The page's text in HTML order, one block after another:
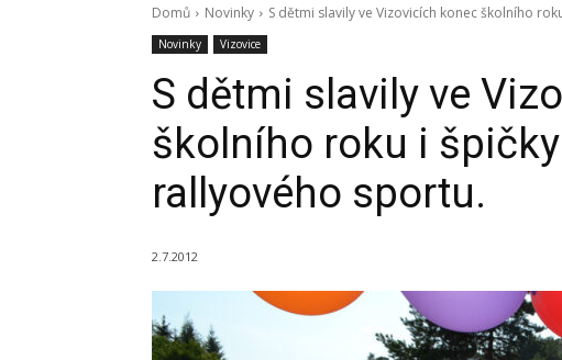
Domů Novinky S dětmi slavily ve Vizovicích konec školního
Novinky Vizovice
S dětmi slavily ve
školního roku i
rallyového sportu.
2.7.2012